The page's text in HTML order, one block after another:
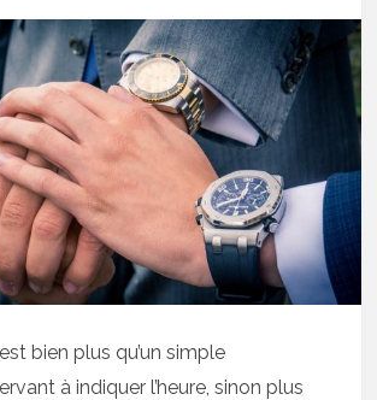
bien plus qu’un simple
à indiquer l’heure, sinon plus